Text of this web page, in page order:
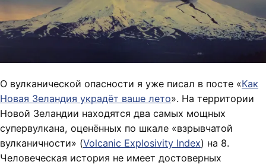
О вулканической опасности я уже писал в посте «Как
Новая Зеландия украдёт ваше лето». На территории
Новой Зеландии находятся два самых мощных
супервулкана, оценённых по шкале «взрывчатой
вулканичности» (Volcanic Explosivity Index) на 8.
Человеческая история не имеет достоверных